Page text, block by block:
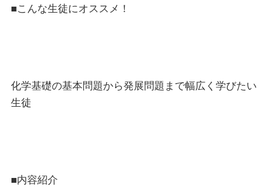
■こんな生徒にオススメ！
化学基礎の基本問題から発展問題まで幅広く学びたい
生徒
■内容紹介